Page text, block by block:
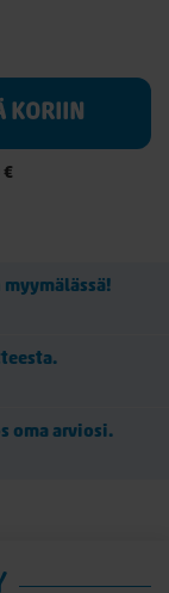
KORIIN
€
oma arviosi.